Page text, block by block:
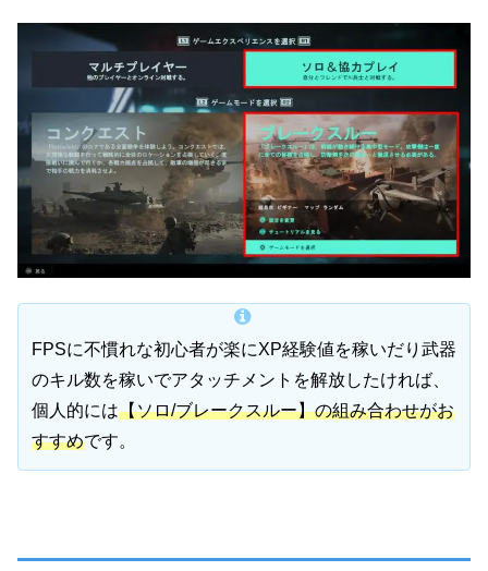
FPSに不慣れな初心者が楽にXP経験値を稼いだり武器
のキル数を稼いでアタッチメントを解放したければ、
個人的には【ソロ/ブレークスルー】の組み合わせがお
すすめです。